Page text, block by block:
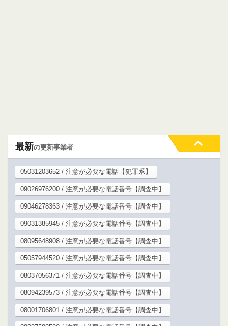
最新の更新事業者
05031203652 / 注意が必要な電話【犯罪系】
09026976200 / 注意が必要な電話番号【調査中】
09046278363 / 注意が必要な電話番号【調査中】
09031385945 / 注意が必要な電話番号【調査中】
08095648908 / 注意が必要な電話番号【調査中】
05057944520 / 注意が必要な電話番号【調査中】
08037056371 / 注意が必要な電話番号【調査中】
08094239573 / 注意が必要な電話番号【調査中】
08001706801 / 注意が必要な電話番号【調査中】